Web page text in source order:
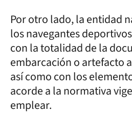
Por otro lado, la entidad
los navegantes
con la totalidad de la
embarcación o artefacto
así como con los
acorde a la normativa
emplear.